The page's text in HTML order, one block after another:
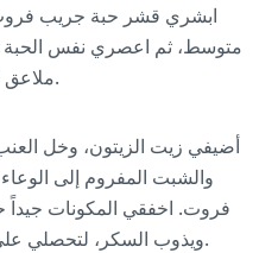
ابشري قشر حبة جريب
ملاعق كبيرة من العصير الطازج.
أضيفي زيت الزيتون، وخل
والشبت المفروم إلى
فروت. اخفقي المكونات جيداً
ويذوب السكر، لتحصلي على صلصة حمضيات ناعمة.